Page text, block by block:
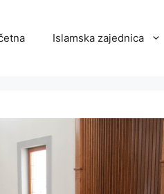
Islamska zajednica